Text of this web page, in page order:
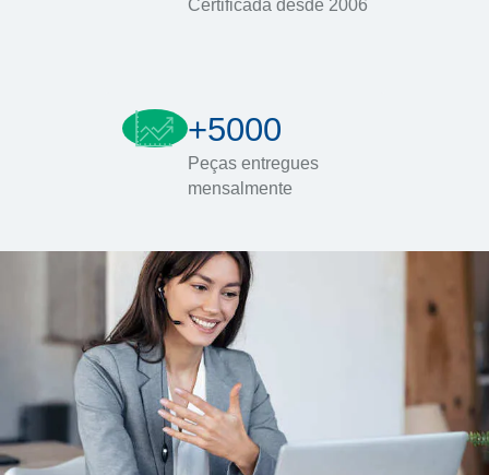
Certificada desde 2006
+5000
Peças entregues
mensalmente